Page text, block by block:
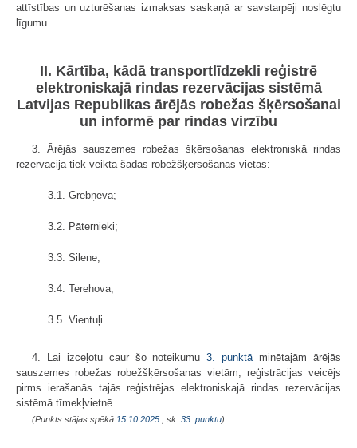
attīstības un uzturēšanas izmaksas saskaņā ar savstarpēji noslēgtu
līgumu.
II. Kārtība, kādā transportlīdzekli reģistrē
elektroniskajā rindas rezervācijas sistēmā
Latvijas Republikas ārējās robežas šķērsošanai
un informē par rindas virzību
3. Ārējās sauszemes robežas šķērsošanas elektroniskā rindas
rezervācija tiek veikta šādās robežšķērsošanas vietās:
3.1. Grebņeva;
3.2. Pāternieki;
3.3. Silene;
3.4. Terehova;
3.5. Vientuļi.
4. Lai izceļotu caur šo noteikumu3. punktā minētajām ārējās
sauszemes robežas robežšķērsošanas vietām, reģistrācijas veicējs
pirms ierašanās tajās reģistrējas elektroniskajā rindas rezervācijas
sistēmā tīmekļvietnē.
(Punkts stājas spēkā 15.10.2025. , sk. 33. punktu)